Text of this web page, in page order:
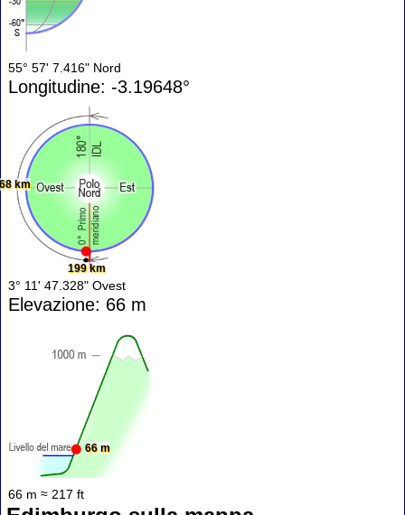
55° 57' 7.416" Nord
Longitudine: -3.19648°
199 km
km
3° 11' 47.328" Ovest
Elevazione: 66 m
66 m
66 m ≈ 217 ft